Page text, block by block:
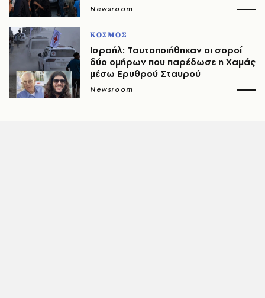
Newsroom
ΚΟΣΜΟΣ
Ισραήλ: Ταυτοποιήθηκαν οι σοροί
δύο ομήρων που παρέδωσε η Χαμάς
μέσω Ερυθρού Σταυρού
Newsroom